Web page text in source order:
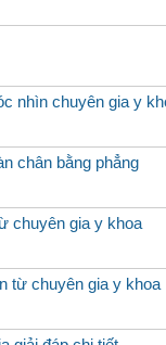
nhìn chuyên gia y
chân bằng phẳng
chuyên gia y khoa
từ chuyên gia y khoa